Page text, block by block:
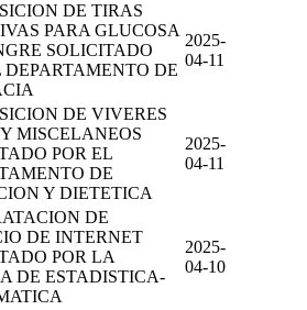
DE TIRAS
PARA GLUCOSA
SOLICITADO
DEPARTAMENTO DE
2025-
04-11
DE VIVERES
Y MISCELANEOS
POR EL
DE
Y DIETETICA
2025-
04-11
DE
DE INTERNET
POR LA
DE ESTADISTICA-
2025-
04-10